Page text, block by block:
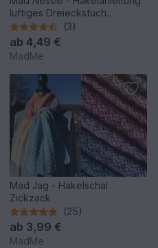
luftiges Dreieckstuch
*anfängertauglich*
(3)
ab 4,49 €
MadMe
Mad Jag - Häkelschal
Zickzack
(25)
ab 3,99 €
MadMe